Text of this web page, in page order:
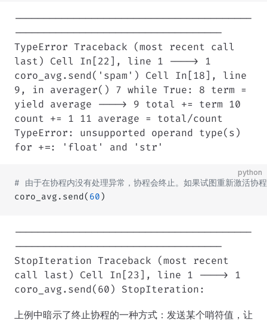
----------------------------------------
-----------------------------------
TypeError Traceback (most recent call
last) Cell In[22], line 1 ----> 1
coro_avg.send('spam') Cell In[18], line
9, in averager() 7 while True: 8 term =
yield average ----> 9 total += term 10
count += 1 11 average = total/count
TypeError: unsupported operand type(s)
for +=: 'float' and 'str'
python
# 由于在协程内没有处理异常，协程会终止。如果试图重新激
coro_avg.send( 60 )
----------------------------------------
-----------------------------------
StopIteration Traceback (most recent
call last) Cell In[23], line 1 ----> 1
coro_avg.send(60) StopIteration:
上例中暗示了终止协程的一种方式：发送某个哨符值，让